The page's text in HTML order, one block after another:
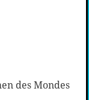
des Mondes